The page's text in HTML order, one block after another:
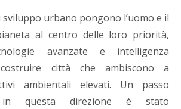
urbano pongono l’uomo e il
al centro delle loro priorità,
avanzate e intelligenza
città che ambiscono a
ambientali elevati. Un passo
in questa direzione è stato